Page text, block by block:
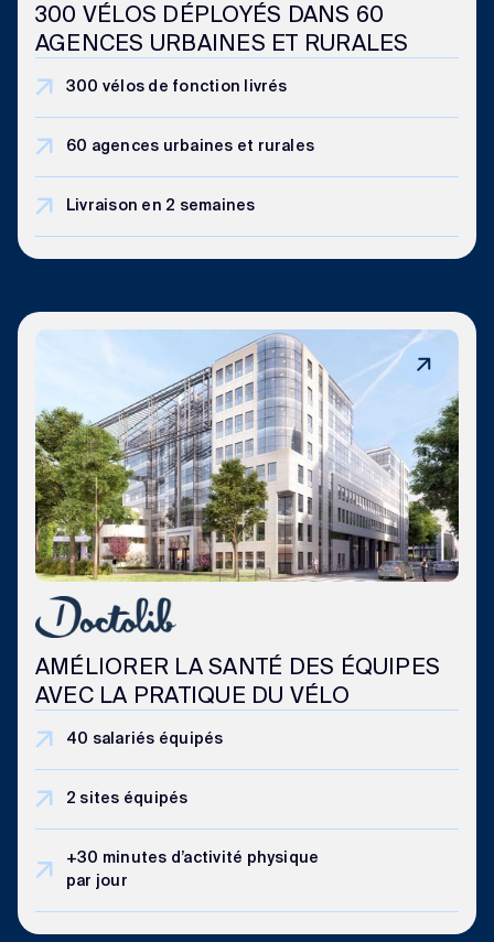
300 VÉLOS DÉPLOYÉS DANS 60
AGENCES URBAINES ET RURALES
300 vélos de fonction livrés
60 agences urbaines et rurales
Livraison en 2 semaines
AMÉLIORER LA SANTÉ DES ÉQUIPES
AVEC LA PRATIQUE DU VÉLO
40 salariés équipés
2 sites équipés
+30 minutes d’activité physique
par jour